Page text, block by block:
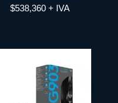
$538,360 + IVA